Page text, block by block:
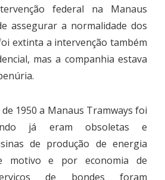
federal na Manaus
assegurar a normalidade dos
extinta a intervenção também
mas a companhia estava
1950 a Manaus Tramways foi
já eram obsoletas e
de produção de energia
motivo e por economia de
de bondes foram